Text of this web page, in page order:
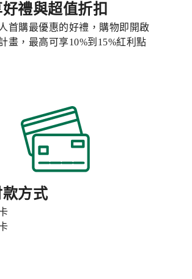
禮與超值折扣
首購最優惠的好禮，購物即開啟
畫，最高可享10%到15%紅利點
方式